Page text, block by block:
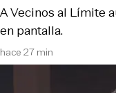
hace 27 min
A Vecinos al Límite
en pantalla.